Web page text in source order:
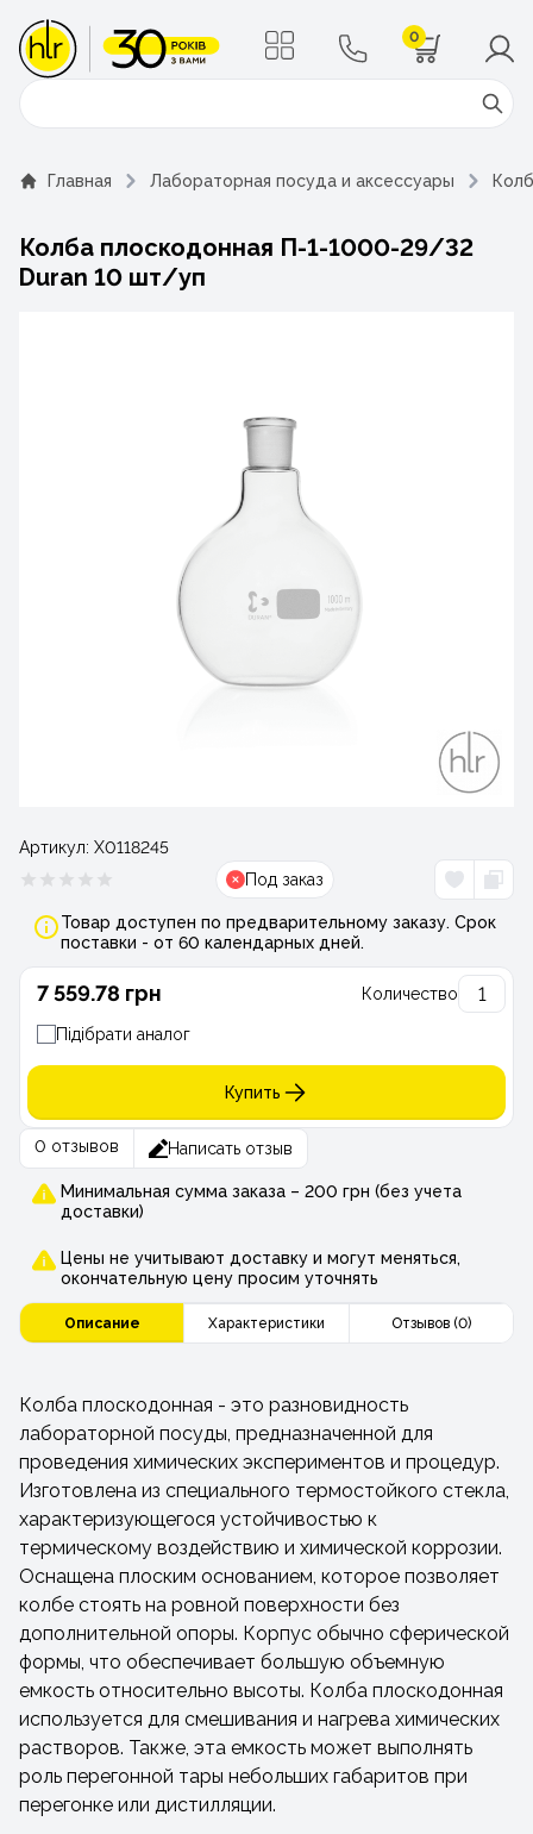
0
Поиск
Главная Лабораторная посуда и аксессуары
Колба плоскодонная П-1-1000-29/32
Duran 10 шт/уп
Артикул: Х0118245
Под заказ
Товар доступен по предварительному заказу. Срок
поставки - от 60 календарных дней.
7 559.78 грн Количество
Підібрати аналог
Купить
0 отзывов Написать отзыв
Минимальная сумма заказа – 200 грн (без учета
доставки)
Цены не учитывают доставку и могут меняться,
окончательную цену просим уточнять
Описание Характеристики Отзывов (0)
Колба плоскодонная - это разновидность
лабораторной посуды, предназначенной для
проведения химических экспериментов и процедур.
Изготовлена из специального термостойкого стекла,
характеризующегося устойчивостью к
термическому воздействию и химической коррозии.
Оснащена плоским основанием, которое позволяет
колбе стоять на ровной поверхности без
дополнительной опоры. Корпус обычно сферической
формы, что обеспечивает большую объемную
емкость относительно высоты. Колба плоскодонная
используется для смешивания и нагрева химических
растворов. Также, эта емкость может выполнять
роль перегонной тары небольших габаритов при
перегонке или дистилляции.